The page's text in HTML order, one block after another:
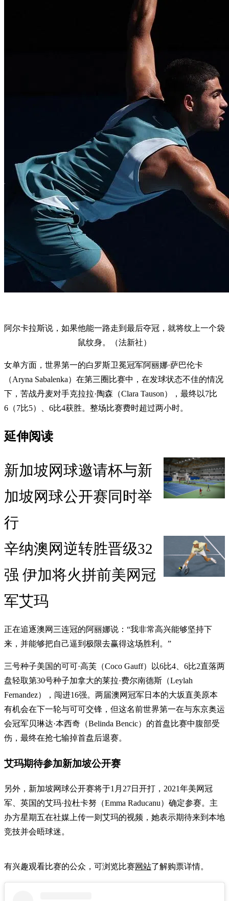
阿尔卡拉斯说，如果他能一路走到最后夺冠，就将纹上一个袋
鼠纹身。（法新社）
女单方面，世界第一的白罗斯卫冕冠军阿丽娜·萨巴伦卡
（Aryna Sabalenka）在第三圈比赛中，在发球状态不佳的情况
下，苦战丹麦对手克拉拉·陶森（Clara Tauson），最终以7比
6（7比5）、6比4获胜。整场比赛费时超过两小时。
延伸阅读
新加坡网球邀请杯与新
加坡网球公开赛同时举
行
辛纳澳网逆转胜晋级32
强 伊加将火拼前美网冠
军艾玛
正在追逐澳网三连冠的阿丽娜说：“我非常高兴能够坚持下
来，并能够把自己逼到极限去赢得这场胜利。”
三号种子美国的可可·高芙（Coco Gauff）以6比4、6比2直落两
盘轻取第30号种子加拿大的莱拉·费尔南德斯（Leylah
Fernandez），闯进16强。两届澳网冠军日本的大坂直美原本
有机会在下一轮与可可交锋，但这名前世界第一在与东京奥运
会冠军贝琳达·本西奇（Belinda Bencic）的首盘比赛中腹部受
伤，最终在抢七输掉首盘后退赛。
艾玛期待参加新加坡公开赛
另外，新加坡网球公开赛将于1月27日开打，2021年美网冠
军、英国的艾玛·拉杜卡努（Emma Raducanu）确定参赛。主
办方星期五在社媒上传一则艾玛的视频，她表示期待来到本地
竞技并会晤球迷。
有兴趣观看比赛的公众，可浏览比赛网站了解购票详情。